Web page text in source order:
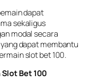
dapat
sekaligus
modal secara
dapat membantu
slot bet 100.
Bet 100